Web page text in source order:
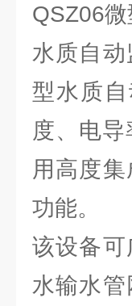
QSZ06
水质自
型水质
度、电
用高度
功能。
该设备
水输水